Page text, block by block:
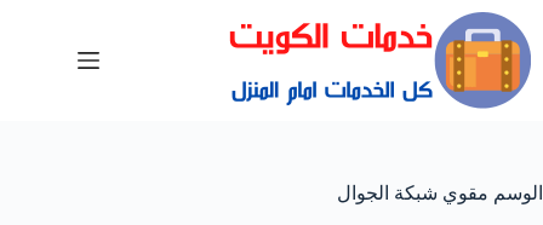
الوسم مقوي شبكة الجوال